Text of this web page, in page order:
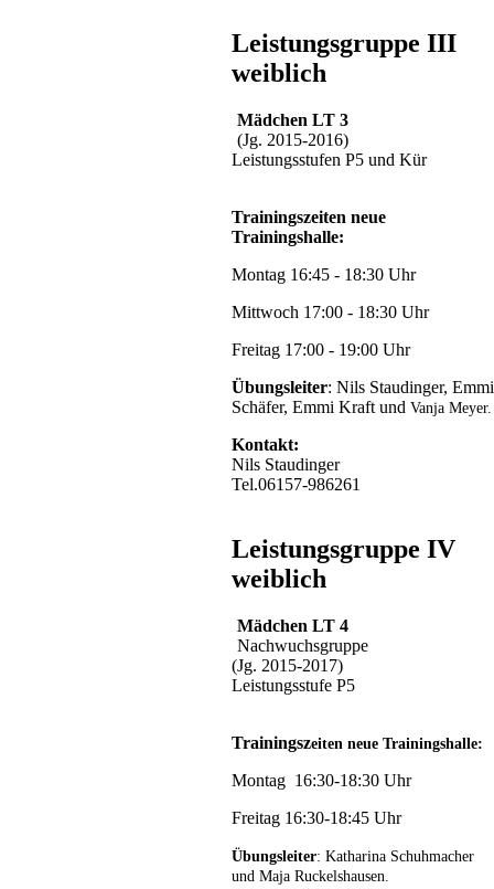
Leistungsgruppe III
weiblich
Mädchen LT 3
(Jg. 2015-2016)
Leistungsstufen P5 und Kür
Trainingszeiten neue
Trainingshalle:
Montag 16:45 - 18:30 Uhr
Mittwoch 17:00 - 18:30 Uhr
Freitag 17:00 - 19:00 Uhr
Übungsleiter: Nils Staudinger, Emmi
Schäfer, Emmi Kraft und Vanja Meyer.
Kontakt:
Nils Staudinger
Tel.06157-986261
Leistungsgruppe IV
weiblich
Mädchen LT 4
Nachwuchsgruppe
(Jg. 2015-2017)
Leistungsstufe P5
Trainingszeiten neue Trainingshalle:
Montag 16:30-18:30 Uhr
Freitag 16:30-18:45 Uhr
Übungsleiter: Katharina Schuhmacher
und Maja Ruckelshausen.